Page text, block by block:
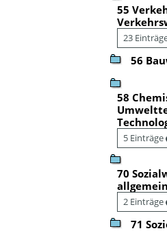
55
23
56
58
5 Einträge
70
allgemein
2 Einträge
71